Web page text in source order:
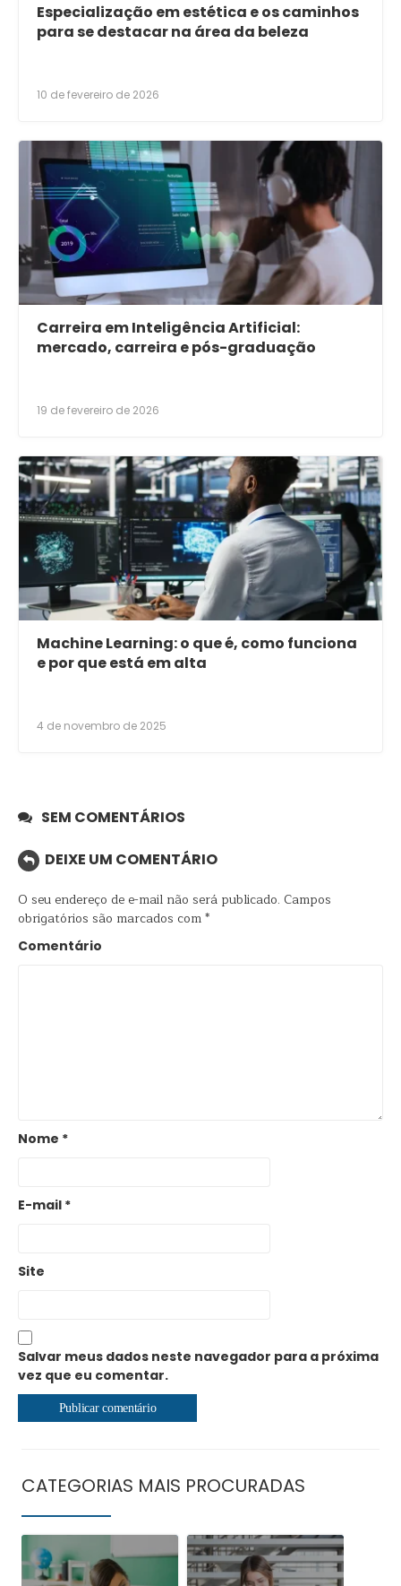
Especialização em estética e os caminhos
para se destacar na área da beleza
10 de fevereiro de 2026
Carreira em Inteligência Artificial:
mercado, carreira e pós-graduação
19 de fevereiro de 2026
Machine Learning: o que é, como funciona
e por que está em alta
4 de novembro de 2025
SEM COMENTÁRIOS
DEIXE UM COMENTÁRIO
O seu endereço de e-mail não será publicado. Campos
obrigatórios são marcados com*
Comentário
Nome *
E-mail *
Site
Salvar meus dados neste navegador para a próxima
vez que eu comentar.
CATEGORIAS MAIS PROCURADAS